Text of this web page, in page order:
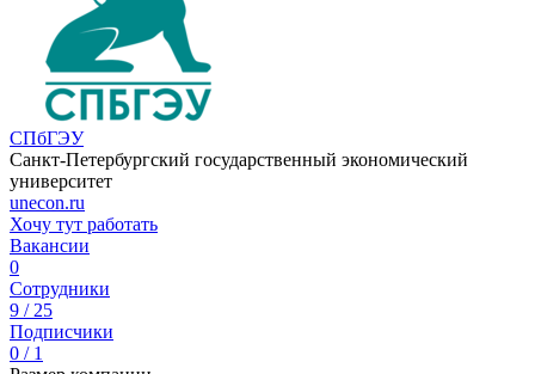
СПбГЭУ
Санкт-Петербургский государственный экономический
университет
unecon.ru
Хочу тут работать
Вакансии
0
Сотрудники
9 / 25
Подписчики
0 / 1